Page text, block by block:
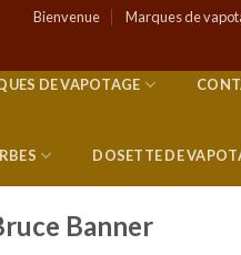
Bienvenue Marques de
DE VAPOTAGE
DOSETTE DE
Banner